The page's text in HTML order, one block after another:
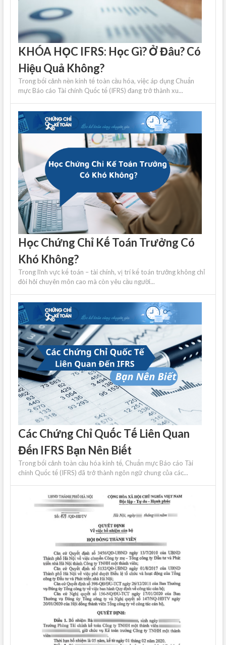
KHÓA HỌC IFRS: Học Gì? Ở Đâu? Có
Hiệu Quả Không?
Trong bối cảnh nền kinh tế toàn cầu hóa, việc áp dụng Chuẩn
mực Báo cáo Tài chính Quốc tế (IFRS) đang trở thành xu...
Học Chứng Chỉ Kế Toán Trưởng Có
Khó Không?
Trong lĩnh vực kế toán – tài chính, vị trí kế toán trưởng không chỉ
đòi hỏi chuyên môn cao mà còn yêu cầu người...
Các Chứng Chỉ Quốc Tế Liên Quan
Đến IFRS Bạn Nên Biết
Trong bối cảnh toàn cầu hóa kinh tế, Chuẩn mực Báo cáo Tài
chính Quốc tế (IFRS) đã trở thành ngôn ngữ chung của các...